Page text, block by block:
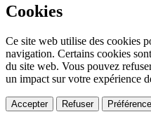
Cookies
Ce site web utilise des cookies
navigation. Certains cookies
du site web. Vous pouvez
un impact sur votre expérience
Accepter Refuser